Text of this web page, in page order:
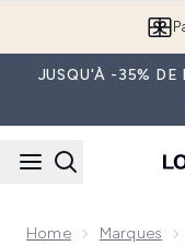
JUSQU'À -35% DE
Home Marques